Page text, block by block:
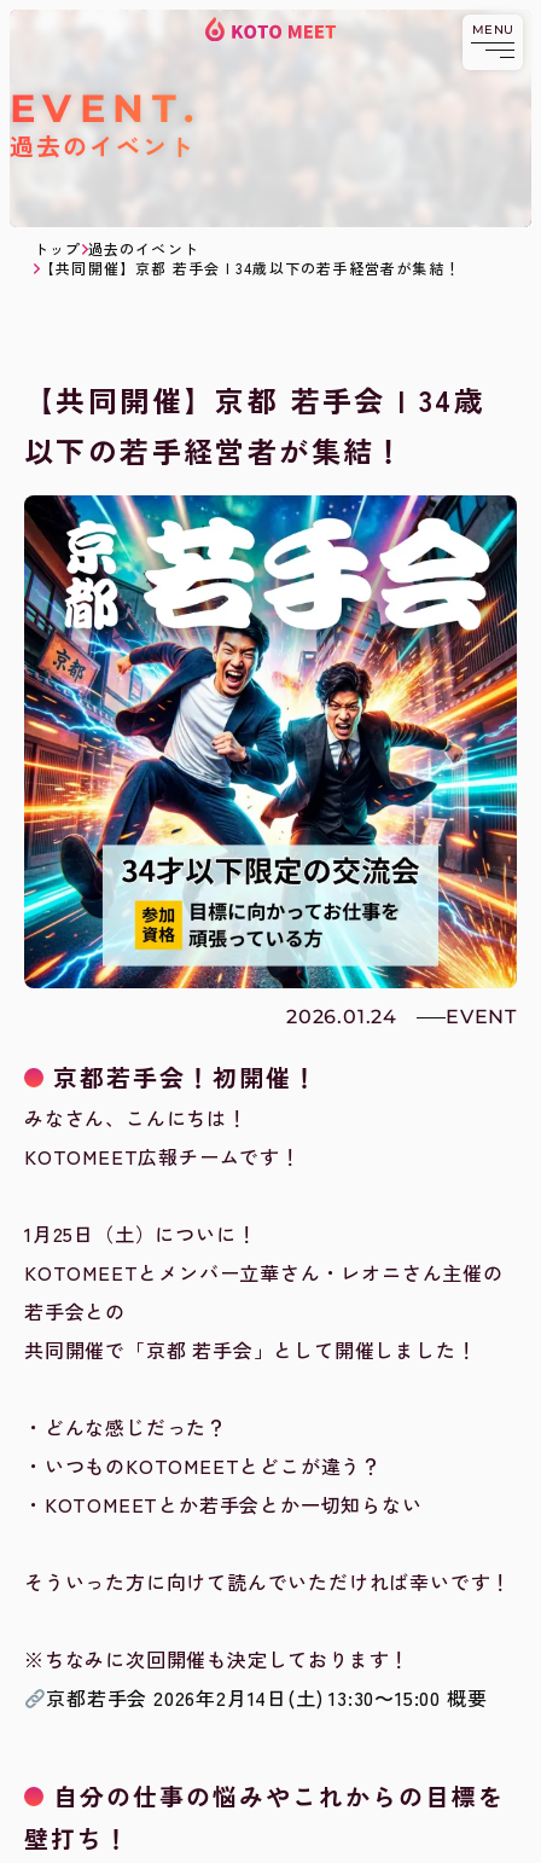
KOTOMEET MENU
KOTOMEETコミ
ブログ
日程
交流会へ
EVENT
過去のイベント
トップ 過去のイベント
【共同開催】京都 若手会 | 34歳以下の若手経営者が集結！
【共同開催】京都 若手会 | 34歳
以下の若手経営者が集結！
2026.01.24 EVENT
京都若手会！初開催！
みなさん、こんにちは！
KOTOMEET広報チームです！
1月25日（土）についに！
KOTOMEETとメンバー立華さん・レオニさん主催の
若手会との
共同開催で「京都 若手会」として開催しました！
・どんな感じだった？
・いつものKOTOMEETとどこが違う？
・KOTOMEETとか若手会とか一切知らない
そういった方に向けて読んでいただければ幸いです！
※ちなみに次回開催も決定しております！
京都若手会 2026年2月14日(土) 13:30〜15:00 概要
自分の仕事の悩みやこれからの目標を
壁打ち！